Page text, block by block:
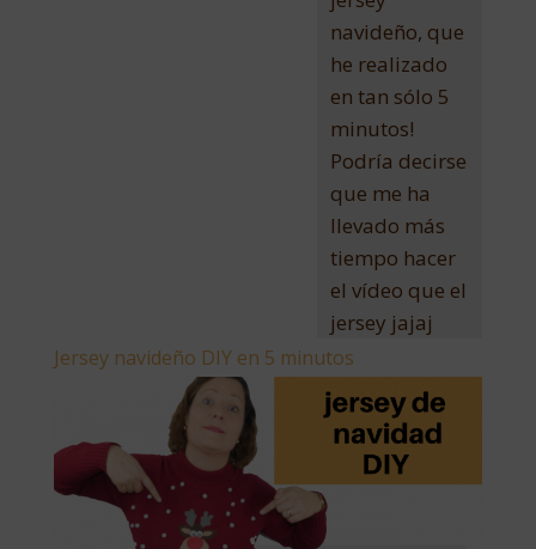
navideño, que
he realizado
en tan sólo 5
minutos!
Podría decirse
que me ha
llevado más
tiempo hacer
el vídeo que el
jersey jajaj
Jersey navideño DIY en 5 minutos